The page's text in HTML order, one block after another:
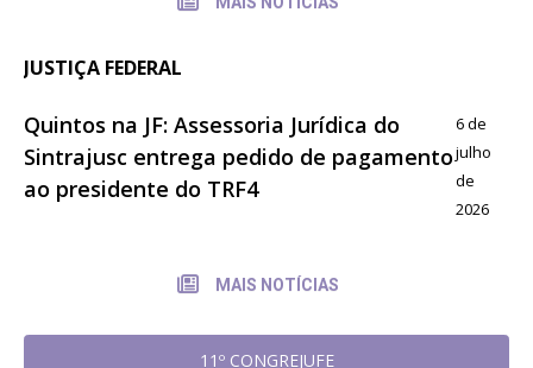
JUSTIÇA FEDERAL
Quintos na JF: Assessoria Jurídica do
Sintrajusc entrega pedido de pagamento
ao presidente do TRF4
6 de
julho
de
2026
MAIS NOTÍCIAS
11º CONGREJUFE